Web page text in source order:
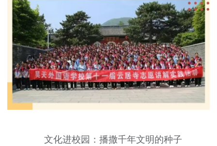
专题
资料库
+
文化进校园：播撒千年文明的种子